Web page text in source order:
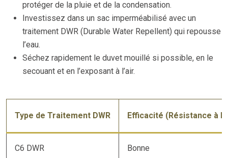
protéger de la pluie et de la condensation.
Investissez dans un sac imperméabilisé avec un
traitement DWR (Durable Water Repellent) qui repousse
l’eau.
Séchez rapidement le duvet mouillé si possible, en le
secouant et en l’exposant à l’air.
Type de Traitement DWR Efficacité (Résistance à
C6 DWR Bonne